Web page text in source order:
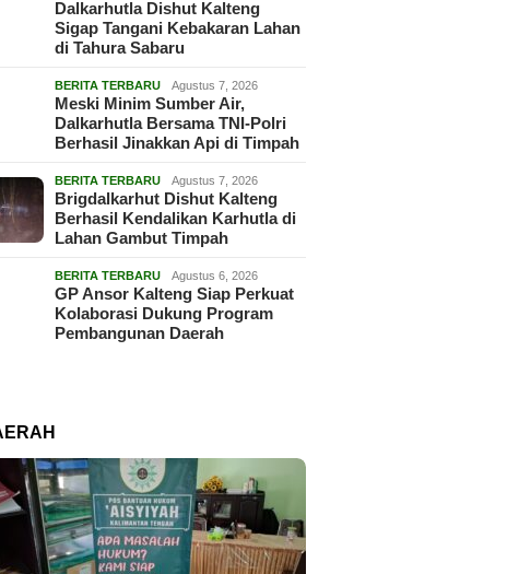
Dalkarhutla Dishut Kalteng
Sigap Tangani Kebakaran Lahan
di Tahura Sabaru
BERITA TERBARU Agustus 7, 2026
Meski Minim Sumber Air,
Dalkarhutla Bersama TNI-Polri
Berhasil Jinakkan Api di Timpah
BERITA TERBARU Agustus 7, 2026
Brigdalkarhut Dishut Kalteng
Berhasil Kendalikan Karhutla di
Lahan Gambut Timpah
BERITA TERBARU Agustus 6, 2026
GP Ansor Kalteng Siap Perkuat
Kolaborasi Dukung Program
Pembangunan Daerah